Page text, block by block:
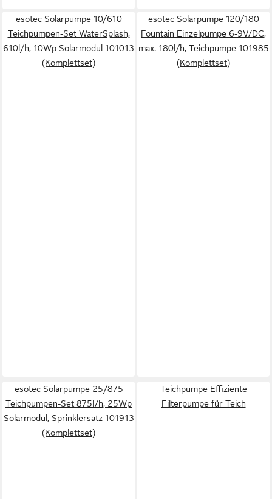
esotec Solarpumpe 10/610
Teichpumpen-Set WaterSplash,
610l/h, 10Wp Solarmodul 101013
(Komplettset)
esotec Solarpumpe 120/180
Fountain Einzelpumpe 6-9V/DC,
max. 180l/h, Teichpumpe 101985
(Komplettset)
esotec Solarpumpe 25/875
Teichpumpen-Set 875l/h, 25Wp
Solarmodul, Sprinklersatz 101913
(Komplettset)
Teichpumpe Effiziente
Filterpumpe für Teich